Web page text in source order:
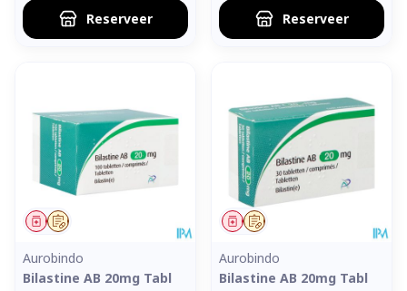
Reserveer Reserveer
Op voorschrift
Geneesmiddel
Aurobindo
Bilastine AB 20mg Tabl
Op voorschrift
Geneesmiddel
Aurobindo
Bilastine AB 20mg Tabl